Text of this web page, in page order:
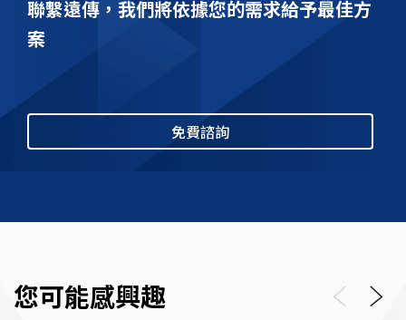
由台灣撥打至美國：
聯繫遠傳，我們將依據您的需求給予最佳方
案
免費諮詢
您可能感興趣 PreviousNext